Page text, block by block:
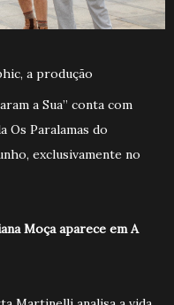
a produção
a Sua” conta com
Os Paralamas do
exclusivamente no
Moça aparece em A